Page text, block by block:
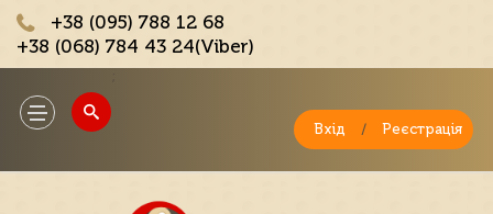
+38 (095) 788 12 68
+38 (068) 784 43 24(Viber)
Toggle
navigation
Вхід / Реєстрація